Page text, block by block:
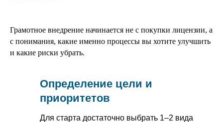
Грамотное внедрение начинается не с покупки лицензии, а
с понимания, какие именно процессы вы хотите улучшить
и какие риски убрать.
Определение цели и
приоритетов
Для старта достаточно выбрать 1–2 вида